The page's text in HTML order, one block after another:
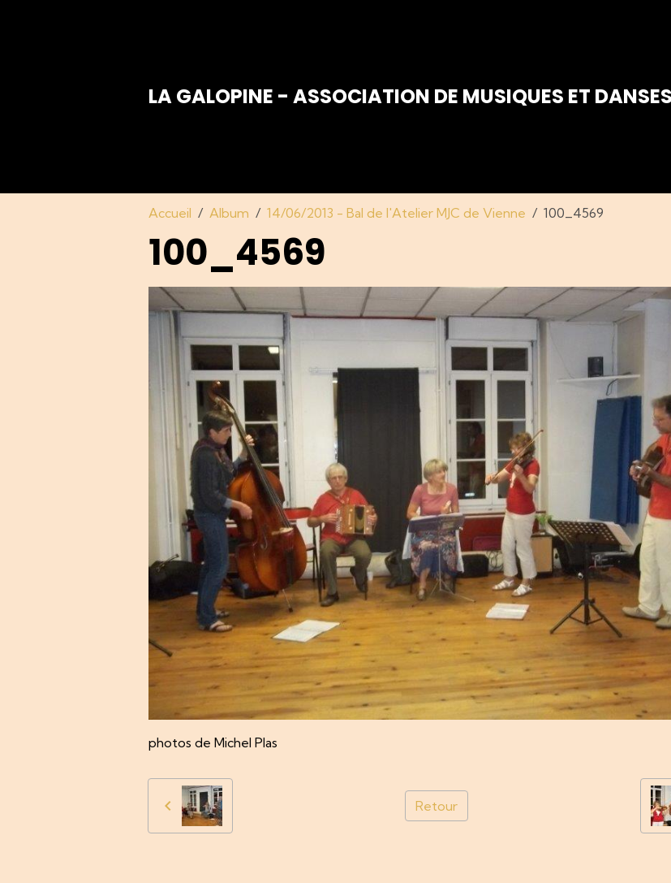
LA GALOPINE - ASSOCIATION DE MUSIQUES ET
Accueil Album 14/06/2013 - Bal de l'Atelier MJC de Vienne 100_4569
100_4569
photos de Michel Plas
Retour